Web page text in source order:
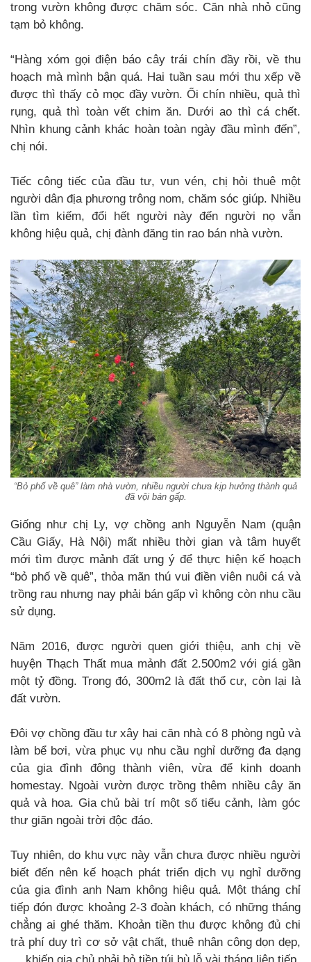
trong vườn không được chăm sóc. Căn nhà nhỏ cũng
tạm bỏ không.
“Hàng xóm gọi điện báo cây trái chín đầy rồi, về thu
hoạch mà mình bận quá. Hai tuần sau mới thu xếp về
được thì thấy cỏ mọc đầy vườn. Ổi chín nhiều, quả thì
rụng, quả thì toàn vết chim ăn. Dưới ao thì cá chết.
Nhìn khung cảnh khác hoàn toàn ngày đầu mình đến”,
chị nói.
Tiếc công tiếc của đầu tư, vun vén, chị hỏi thuê một
người dân địa phương trông nom, chăm sóc giúp. Nhiều
lần tìm kiếm, đổi hết người này đến người nọ vẫn
không hiệu quả, chị đành đăng tin rao bán nhà vườn.
“Bỏ phố về quê” làm nhà vườn, nhiều người chưa kịp hưởng thành quả
đã vội bán gấp.
Giống như chị Ly, vợ chồng anh Nguyễn Nam (quận
Cầu Giấy, Hà Nội) mất nhiều thời gian và tâm huyết
mới tìm được mảnh đất ưng ý để thực hiện kế hoạch
“bỏ phố về quê”, thỏa mãn thú vui điền viên nuôi cá và
trồng rau nhưng nay phải bán gấp vì không còn nhu cầu
sử dụng.
Năm 2016, được người quen giới thiệu, anh chị về
huyện Thạch Thất mua mảnh đất 2.500m2 với giá gần
một tỷ đồng. Trong đó, 300m2 là đất thổ cư, còn lại là
đất vườn.
Đôi vợ chồng đầu tư xây hai căn nhà có 8 phòng ngủ và
làm bể bơi, vừa phục vụ nhu cầu nghỉ dưỡng đa dạng
của gia đình đông thành viên, vừa để kinh doanh
homestay. Ngoài vườn được trồng thêm nhiều cây ăn
quả và hoa. Gia chủ bài trí một số tiểu cảnh, làm góc
thư giãn ngoài trời độc đáo.
Tuy nhiên, do khu vực này vẫn chưa được nhiều người
biết đến nên kế hoạch phát triển dịch vụ nghỉ dưỡng
của gia đình anh Nam không hiệu quả. Một tháng chỉ
tiếp đón được khoảng 2-3 đoàn khách, có những tháng
chẳng ai ghé thăm. Khoản tiền thu được không đủ chi
trả phí duy trì cơ sở vật chất, thuê nhân công dọn dẹp,